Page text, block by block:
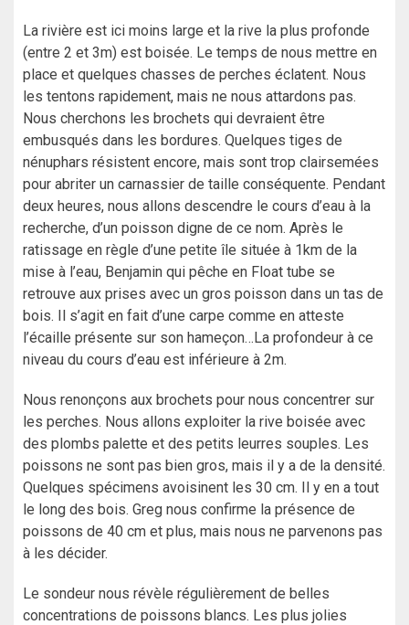
La rivière est ici moins large et la rive la plus profonde
(entre 2 et 3m) est boisée. Le temps de nous mettre en
place et quelques chasses de perches éclatent. Nous
les tentons rapidement, mais ne nous attardons pas.
Nous cherchons les brochets qui devraient être
embusqués dans les bordures. Quelques tiges de
nénuphars résistent encore, mais sont trop clairsemées
pour abriter un carnassier de taille conséquente. Pendant
deux heures, nous allons descendre le cours d’eau à la
recherche, d’un poisson digne de ce nom. Après le
ratissage en règle d’une petite île située à 1km de la
mise à l’eau, Benjamin qui pêche en Float tube se
retrouve aux prises avec un gros poisson dans un tas de
bois. Il s’agit en fait d’une carpe comme en atteste
l’écaille présente sur son hameçon…La profondeur à ce
niveau du cours d’eau est inférieure à 2m.
Nous renonçons aux brochets pour nous concentrer sur
les perches. Nous allons exploiter la rive boisée avec
des plombs palette et des petits leurres souples. Les
poissons ne sont pas bien gros, mais il y a de la densité.
Quelques spécimens avoisinent les 30 cm. Il y en a tout
le long des bois. Greg nous confirme la présence de
poissons de 40 cm et plus, mais nous ne parvenons pas
à les décider.
Le sondeur nous révèle régulièrement de belles
concentrations de poissons blancs. Les plus jolies